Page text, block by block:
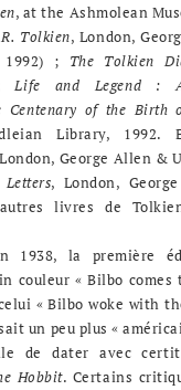
, at the Ashmolean
Tolkien, London,
1992) ; The Tolkien
;Life and Legend :
Centenary of the Birth
Library, 1992.
George Allen &
, London,
livres de
1938, la première
couleur « Bilbo
« Bilbo woke with
un peu plus «
de dater avec
Hobbit. Certains